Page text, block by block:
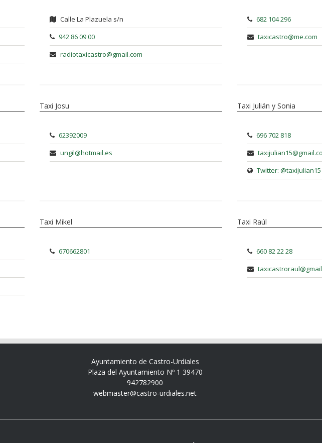
Calle La Plazuela s/n
942 86 09 00
radiotaxicastro@gmail.com
682 104 296
taxicastro@me.com
Taxi Josu
62392009
ungil@hotmail.es
Taxi Julián y Sonia
696 702 818
Twitter: @taxijulian15
Taxi Mikel
670662801
Taxi Raúl
660 82 22 28
Ayuntamiento de Castro-Urdiales
Plaza del Ayuntamiento Nº 1 39470
942782900
webmaster@castro-urdiales.net